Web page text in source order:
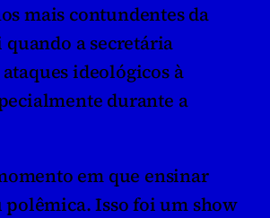
mais contundentes da
a secretária
ideológicos à
durante a
em que ensinar
Isso foi um show